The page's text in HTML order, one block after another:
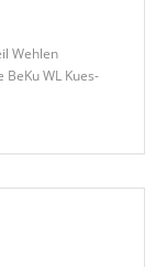
Wehlen
WL Kues-